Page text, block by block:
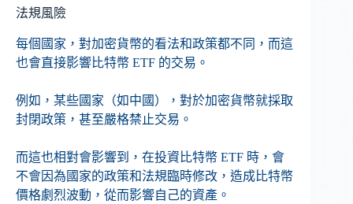
法規風險
每個國家，對加密貨幣的看法和政策都不同，而這
也會直接影響比特幣 ETF 的交易。
例如，某些國家（如中國），對於加密貨幣就採取
封閉政策，甚至嚴格禁止交易。
而這也相對會影響到，在投資比特幣 ETF 時，會
不會因為國家的政策和法規臨時修改，造成比特幣
價格劇烈波動，從而影響自己的資產。